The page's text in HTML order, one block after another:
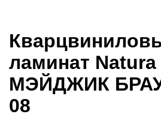
ламинат Natura
МЭЙДЖИК
08